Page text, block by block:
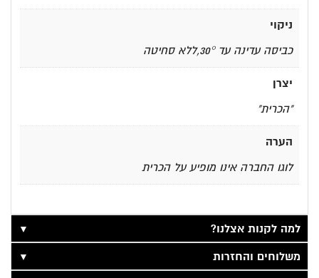
ניקוי
כביסה עדינה עד 30°,ללא סחיטה
יצרן
"הכרית"
הערה
לוגו החברה אינו מופיע על הכרית
למה לקנות אצלנו?
▼
משלוחים והחזרות
▼